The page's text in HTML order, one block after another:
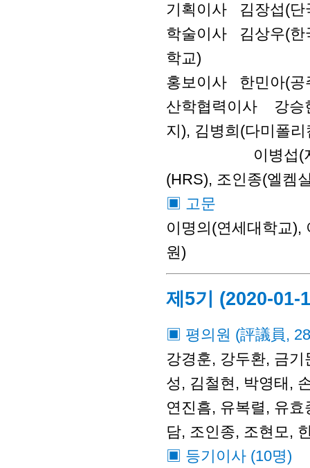
기획이사 김장섭(단
학술이사 김상우(한
학교)
홍보이사 한민아(공
산학협력이사 강승
지), 김병희(다미폴
이병섭(지엘켐),
(HRS), 조인종(엘켐
▣ 고문
이명의(연세대학교),
원)
제5기 (2020-01-
▣ 평의원 (評議員,
강경훈, 강두환, 금
성, 김철현, 박영태,
연진흠, 유복렬, 유
담, 조인종, 조현모,
▣ 등기이사 (10명)